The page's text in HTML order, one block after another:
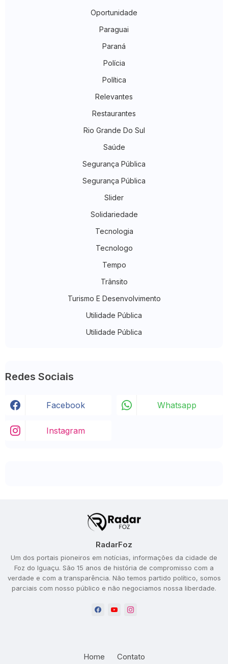
Oportunidade
Paraguai
Paraná
Polícia
Política
Relevantes
Restaurantes
Rio Grande Do Sul
Saúde
Segurança Pública
Segurança Pública
Slider
Solidariedade
Tecnologia
Tecnologo
Tempo
Trânsito
Turismo E Desenvolvimento
Utilidade Pública
Utilidade Pública
Redes Sociais
Facebook Whatsapp
Instagram
RadarFoz
Um dos portais pioneiros em notícias, informações da cidade de
Foz do Iguaçu. São 15 anos de história de compromisso com a
verdade e com a transparência. Não temos partido político, somos
parciais com nosso público e não negociamos nossa liberdade.
Home Contato